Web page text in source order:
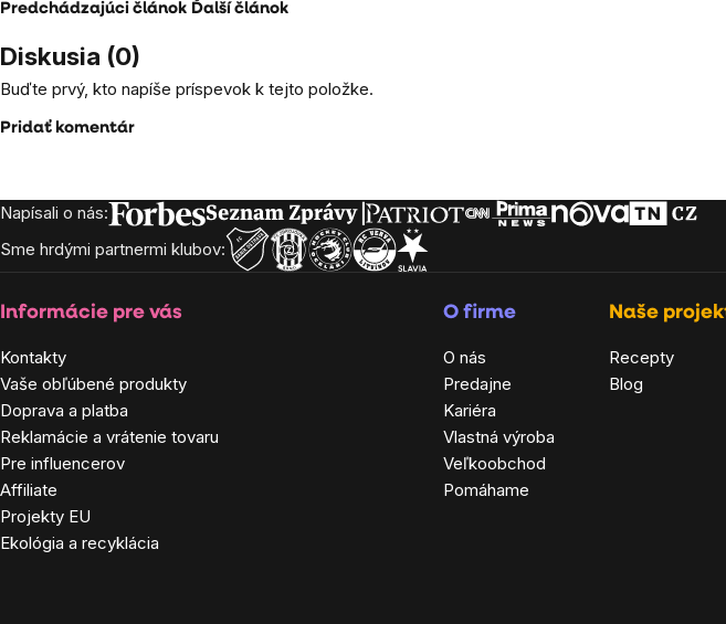
Predchádzajúci článok Ďalší článok
Diskusia (0)
Buďte prvý, kto napíše príspevok k tejto položke.
Pridať komentár
Zápätie
Napísali o nás:
Sme hrdými partnermi klubov:
Informácie pre vás
Kontakty
Vaše obľúbené produkty
Doprava a platba
Reklamácie a vrátenie tovaru
Pre influencerov
Affiliate
Projekty EU
Ekológia a recyklácia
O firme
O nás
Predajne
Kariéra
Vlastná výroba
Veľkoobchod
Pomáhame
Naše
Recepty
Blog